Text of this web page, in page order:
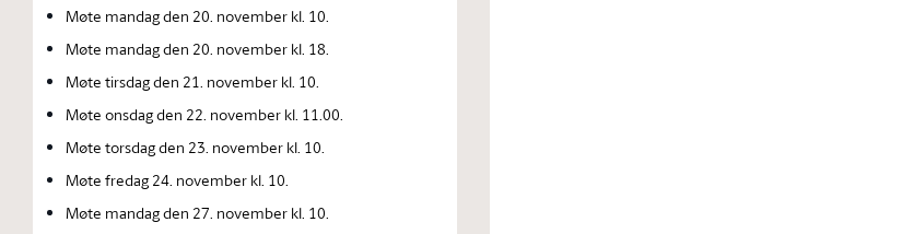
Møte mandag den 20. november kl. 10.
Møte mandag den 20. november kl. 18.
Møte tirsdag den 21. november kl. 10.
Møte onsdag den 22. november kl. 11.00.
Møte torsdag den 23. november kl. 10.
Møte fredag 24. november kl. 10.
Møte mandag den 27. november kl. 10.